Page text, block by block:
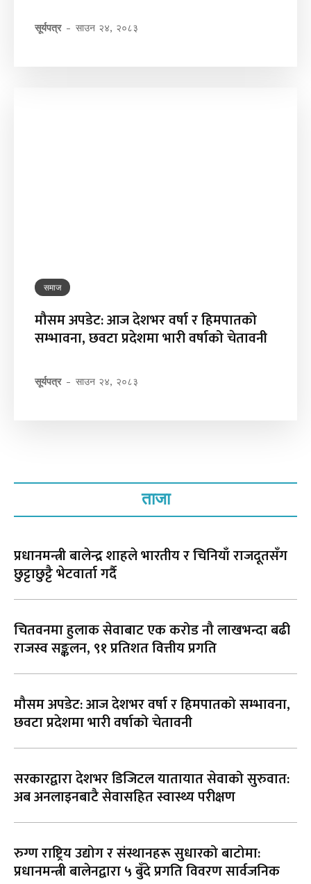
सूर्यपत्र - साउन २४, २०८३
समाज
मौसम अपडेट: आज देशभर वर्षा र हिमपातको
सम्भावना, छवटा प्रदेशमा भारी वर्षाको चेतावनी
सूर्यपत्र - साउन २४, २०८३
ताजा
प्रधानमन्त्री बालेन्द्र शाहले भारतीय र चिनियाँ राजदूतसँग
छुट्टाछुट्टै भेटवार्ता गर्दै
चितवनमा हुलाक सेवाबाट एक करोड नौ लाखभन्दा बढी
राजस्व सङ्कलन, ९१ प्रतिशत वित्तीय प्रगति
मौसम अपडेट: आज देशभर वर्षा र हिमपातको सम्भावना,
छवटा प्रदेशमा भारी वर्षाको चेतावनी
सरकारद्वारा देशभर डिजिटल यातायात सेवाको सुरुवात:
अब अनलाइनबाटै सेवासहित स्वास्थ्य परीक्षण
रुग्ण राष्ट्रिय उद्योग र संस्थानहरू सुधारको बाटोमा:
प्रधानमन्त्री बालेनद्वारा ५ बुँदे प्रगति विवरण सार्वजनिक